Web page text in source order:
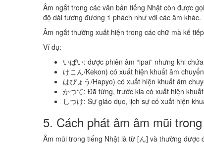
Âm ngắt trong các văn bản tiếng Nhật còn được
độ dài tương đương 1 phách như với các âm khác.
Âm ngắt thường xuất hiện trong các chữ mà kế
Ví dụ:
いぱい: được phiên âm “ipai” nhưng khi
けこん/Kekon) có xuất hiện khuất âm
はぴょう/Hapyo) có xuất hiện khuất âm
かつて: Đã từng, trước kia có xuất hiện
しつけ: Sự giáo dục, lịch sự có xuất hiện
5. Cách phát âm âm mũi
Âm mũi trong tiếng Nhật là từ [ん] và thường được